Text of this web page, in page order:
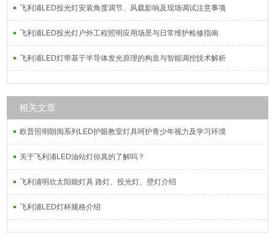
飞利浦LED投光灯安装角度调节、风载影响及现场调试注意事项
飞利浦LED投光灯户外工程照明应用场景与日常维护检修指南
飞利浦LED灯带基于半导体发光原理的构造与智能调控技术解析
相关文章
欧普照明朗阅系列LED护眼教室灯具呵护青少年视力及学习环境
关于飞利浦LED油站灯你真的了解吗？
飞利浦明欣太阳能灯具 路灯、投光灯、壁灯介绍
飞利浦LED灯杯规格介绍